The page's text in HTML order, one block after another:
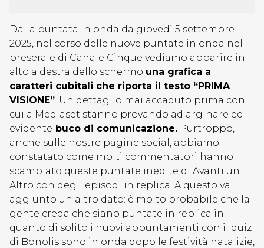
Dalla puntata in onda da giovedì 5 settembre
2025, nel corso delle nuove puntate in onda nel
preserale di Canale Cinque vediamo apparire in
alto a destra dello schermo una grafica a
caratteri cubitali che riporta il testo “PRIMA
VISIONE”. Un dettaglio mai accaduto prima con
cui a Mediaset stanno provando ad arginare ed
evidente buco di comunicazione. Purtroppo,
anche sulle nostre pagine social, abbiamo
constatato come molti commentatori hanno
scambiato queste puntate inedite di Avanti un
Altro con degli episodi in replica. A questo va
aggiunto un altro dato: è molto probabile che la
gente creda che siano puntate in replica in
quanto di solito i nuovi appuntamenti con il quiz
di Bonolis sono in onda dopo le festività natalizie,